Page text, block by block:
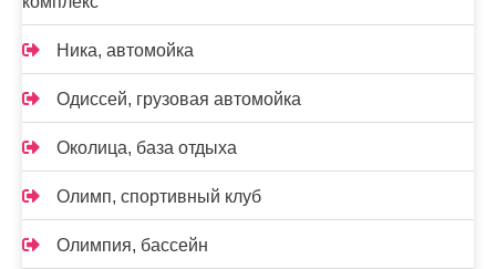
Ника, автомойка
Одиссей, грузовая автомойка
Околица, база отдыха
Олимп, спортивный клуб
Олимпия, бассейн